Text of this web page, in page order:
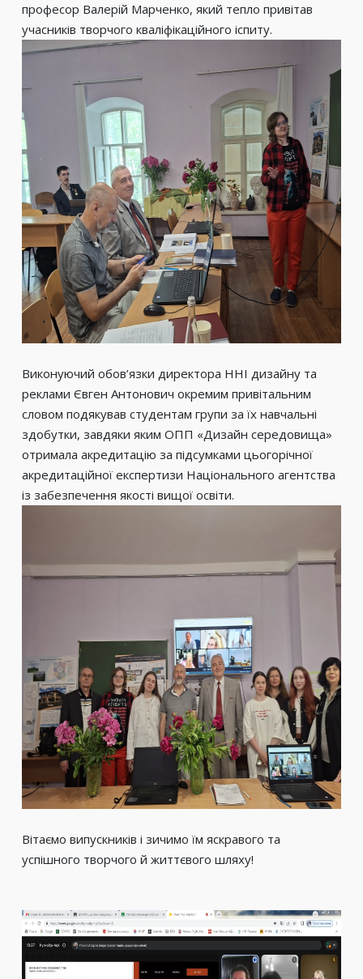
професор Валерій Марченко, який тепло привітав
учасників творчого кваліфікаційного іспиту.
Виконуючий обов’язки директора ННІ дизайну та
реклами Євген Антонович окремим привітальним
словом подякував студентам групи за їх навчальні
здобутки, завдяки яким ОПП «Дизайн середовища»
отримала акредитацію за підсумками цьогорічної
акредитаційної експертизи Національного агентства
із забезпечення якості вищої освіти.
Вітаємо випускників і зичимо їм яскравого та
успішного творчого й життєвого шляху!